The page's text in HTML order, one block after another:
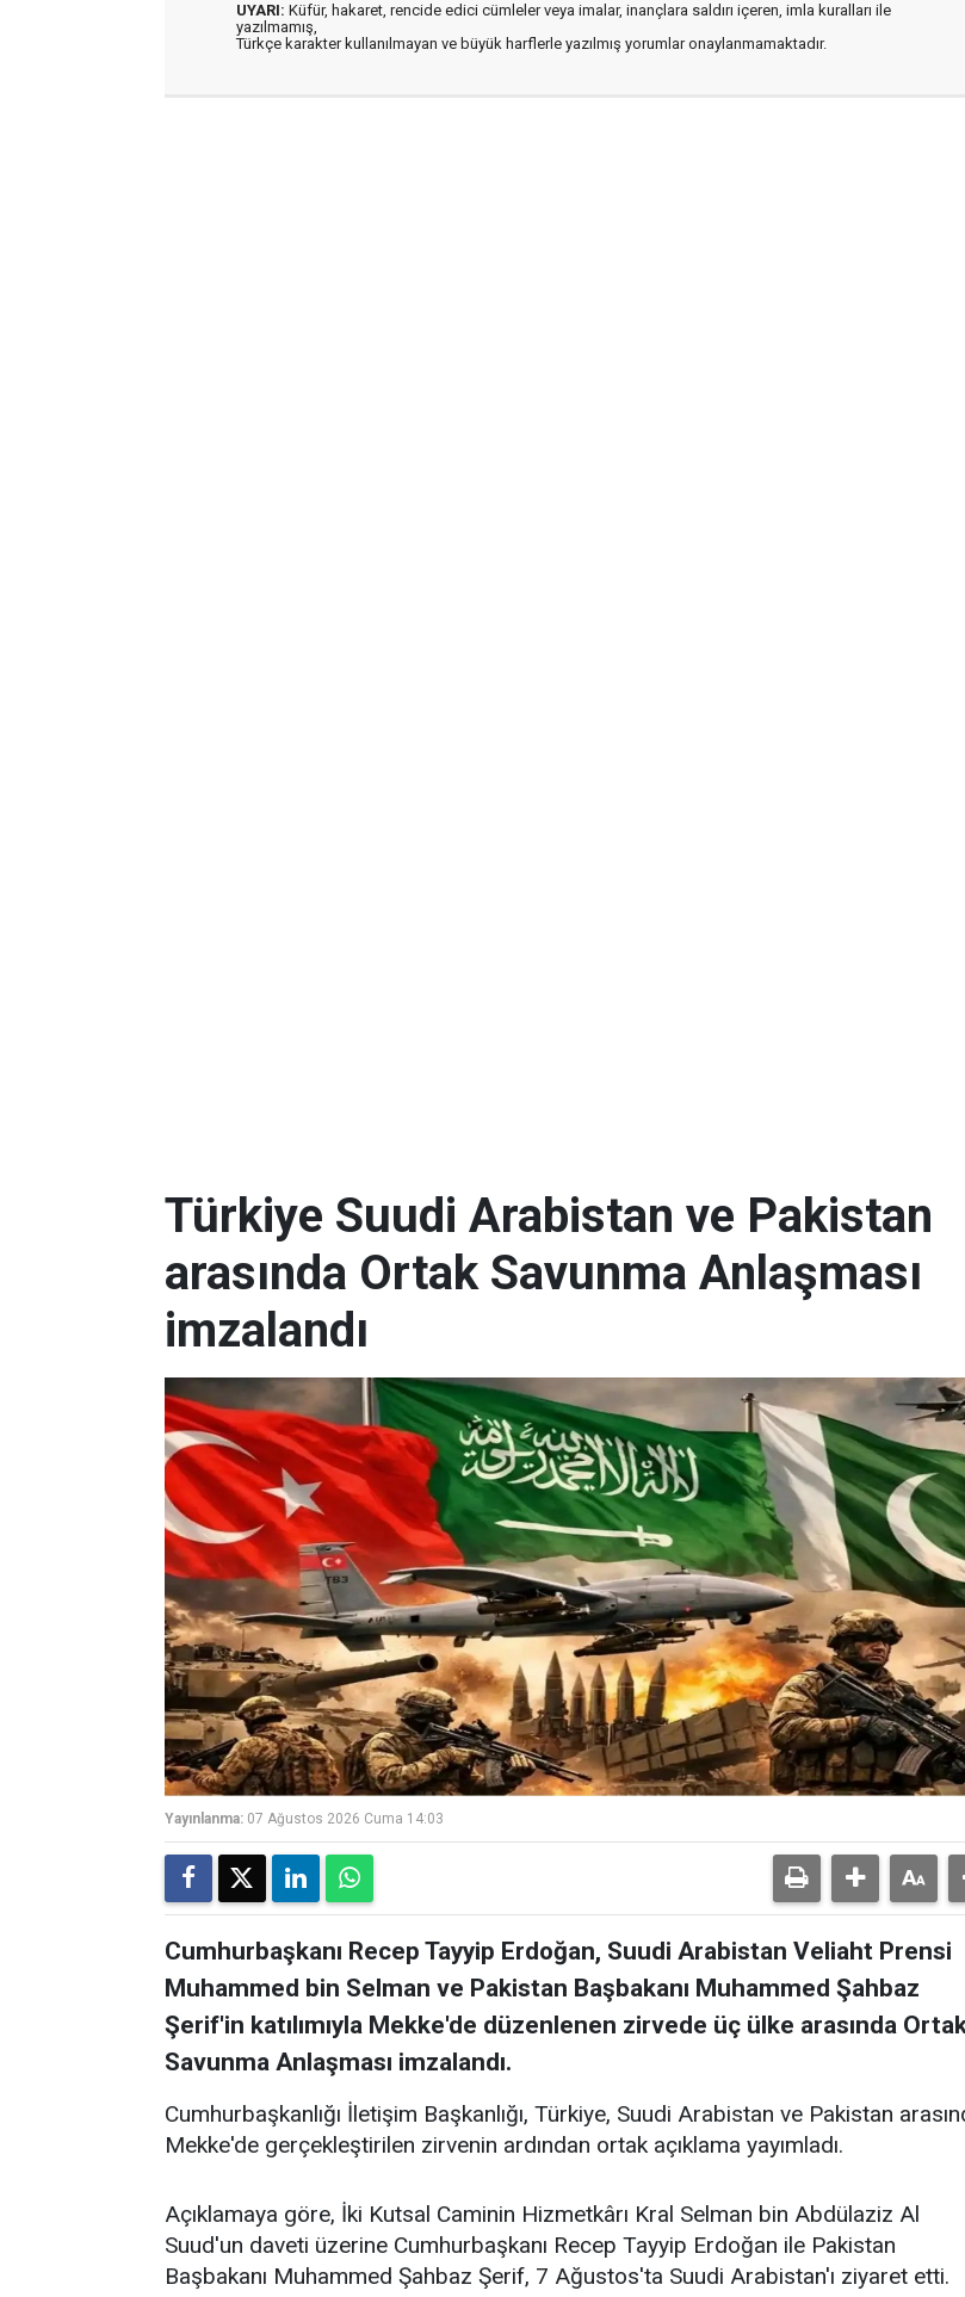
UYARI: Küfür, hakaret, rencide edici cümleler veya imalar, inançlara saldırı içeren, imla kuralları ile
yazılmamış,
Türkçe karakter kullanılmayan ve büyük harflerle yazılmış yorumlar onaylanmamaktadır.
Türkiye Suudi Arabistan ve Pakistan
arasında Ortak Savunma Anlaşması
imzalandı
Yayınlanma: 07 Ağustos 2026 Cuma 14:03
Cumhurbaşkanı Recep Tayyip Erdoğan, Suudi Arabistan Veliaht Prensi
Muhammed bin Selman ve Pakistan Başbakanı Muhammed Şahbaz
Şerif'in katılımıyla Mekke'de düzenlenen zirvede üç ülke arasında
Savunma Anlaşması imzalandı.
Cumhurbaşkanlığı İletişim Başkanlığı, Türkiye, Suudi Arabistan ve Pakistan
Mekke'de gerçekleştirilen zirvenin ardından ortak açıklama yayımladı.
Açıklamaya göre, İki Kutsal Caminin Hizmetkârı Kral Selman bin Abdülaziz Al
Suud'un daveti üzerine Cumhurbaşkanı Recep Tayyip Erdoğan ile Pakistan
Başbakanı Muhammed Şahbaz Şerif, 7 Ağustos'ta Suudi Arabistan'ı ziyaret etti.